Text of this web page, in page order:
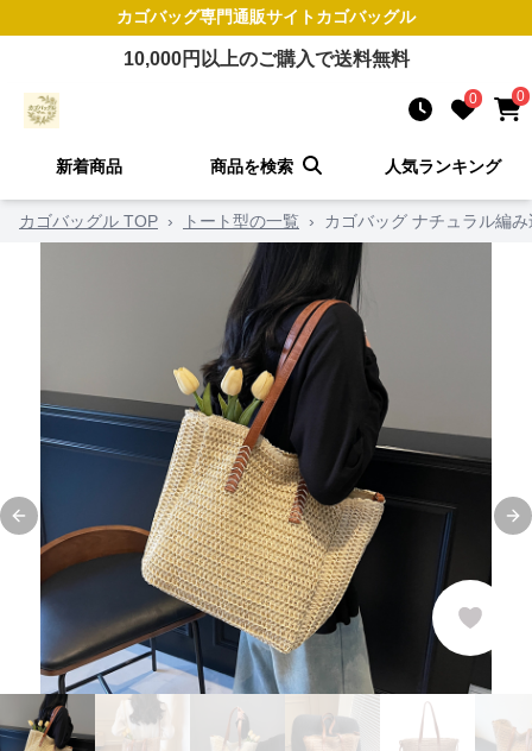
カゴバッグ専門通販サイトカゴバッグル
10,000円以上のご購入で送料無料
0 0
新着商品 商品を検索 人気ランキング
カゴバッグル TOP › トート型の一覧 › カゴバッグ ナチュラル編
Previous slide